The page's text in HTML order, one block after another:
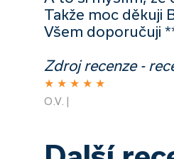
Takže moc děkuji
Všem doporučuji
Zdroj recenze -
★ ★ ★ ★ ★
O.V. |